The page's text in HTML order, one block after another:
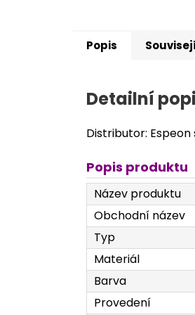
Popis
Detailní
Distributor: Espeon
Popis produktu
Název produktu
Obchodní název
Typ
Materiál
Barva
Provedení